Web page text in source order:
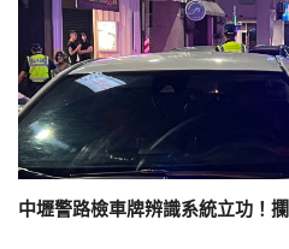
中壢警路檢車牌辨識系統立功！